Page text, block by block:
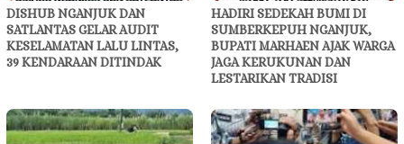
DISHUB NGANJUK DAN
SATLANTAS GELAR AUDIT
KESELAMATAN LALU LINTAS,
39 KENDARAAN DITINDAK
HADIRI SEDEKAH BUMI DI
SUMBERKEPUH NGANJUK,
BUPATI MARHAEN AJAK WARGA
JAGA KERUKUNAN DAN
LESTARIKAN TRADISI